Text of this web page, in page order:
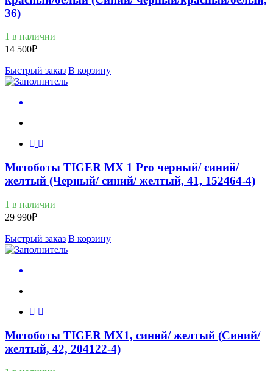
36)
1 в наличии
14 500₽
Быстрый заказ В корзину
Мотоботы TIGER MX 1 Pro черный/ синий/
желтый (Черный/ синий/ желтый, 41, 152464-4)
1 в наличии
29 990₽
Быстрый заказ В корзину
Мотоботы TIGER MX1, синий/ желтый (Синий/
желтый, 42, 204122-4)